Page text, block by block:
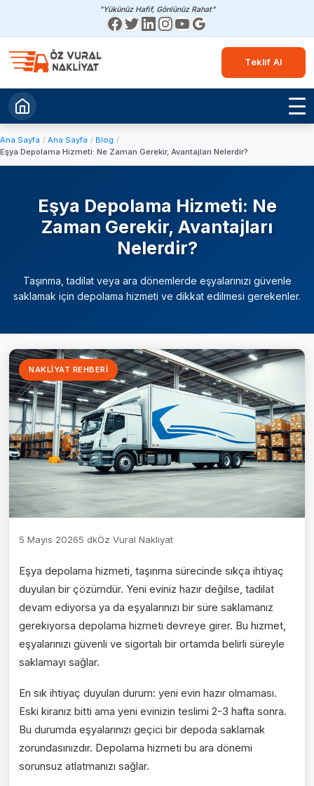
"Yükünüz Hafif, Gönlünüz Rahat"
Teklif Al
Ana Sayfa Ana Sayfa
Blog
Eşya Depolama Hizmeti: Ne Zaman Gerekir, Avantajları Nelerdir?
Eşya Depolama Hizmeti: Ne
Zaman Gerekir, Avantajları
Nelerdir?
Taşınma, tadilat veya ara dönemlerde eşyalarınızı güvenle
saklamak için depolama hizmeti ve dikkat edilmesi gerekenler.
NAKLIYAT REHBERI
5 Mayıs 20265 dkÖz Vural Nakliyat
Eşya depolama hizmeti, taşınma sürecinde sıkça ihtiyaç
duyulan bir çözümdür. Yeni eviniz hazır değilse, tadilat
devam ediyorsa ya da eşyalarınızı bir süre saklamanız
gerekiyorsa depolama hizmeti devreye girer. Bu hizmet,
eşyalarınızı güvenli ve sigortalı bir ortamda belirli süreyle
saklamayı sağlar.
En sık ihtiyaç duyulan durum: yeni evin hazır olmaması.
Eski kiranız bitti ama yeni evinizin teslimi 2-3 hafta sonra.
Bu durumda eşyalarınızı geçici bir depoda saklamak
zorundasınızdır. Depolama hizmeti bu ara dönemi
sorunsuz atlatmanızı sağlar.